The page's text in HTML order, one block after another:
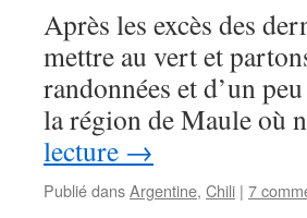
Après les excès des
mettre au vert et
randonnées et d’un
la région de Maule où
lecture →
Publié dansArgentine, Chili | 7